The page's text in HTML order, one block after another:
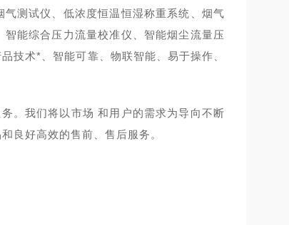
测试仪、低浓度恒温恒湿称重系统、烟气
能综合压力流量校准仪、智能烟尘流量压
技术*、智能可靠、物联智能、易于操作、
。我们将以市场 和用户的需求为导向不断
良好高效的售前、售后服务。